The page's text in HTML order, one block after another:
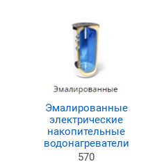
Эмалированные
электрические
накопительные
водонагреватели
570